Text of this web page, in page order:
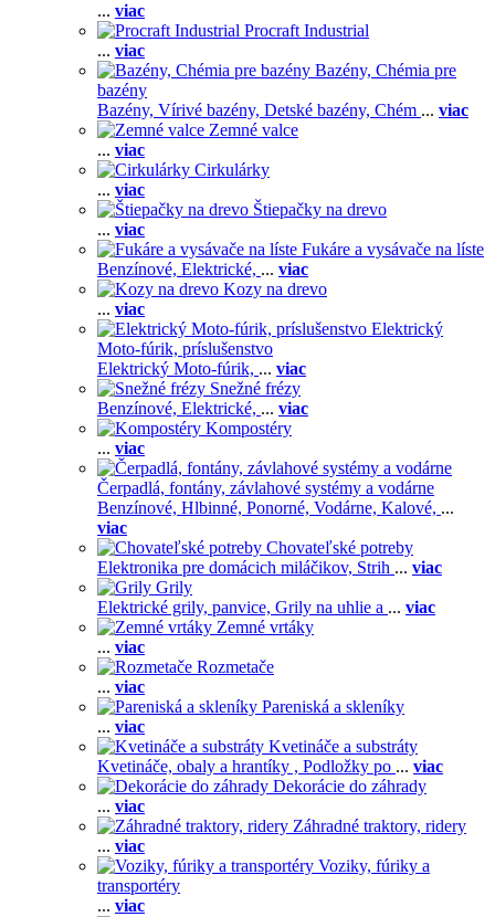
... viac
Procraft Industrial
... viac
Bazény, Chémia pre
bazény
Bazény, Vírivé bazény, Detské bazény, Chém ... viac
Zemné valce
... viac
Cirkulárky
... viac
Štiepačky na drevo
... viac
Fukáre a vysávače na líste
Benzínové, Elektrické, ... viac
Kozy na drevo
... viac
Elektrický
Moto-fúrik, príslušenstvo
Elektrický Moto-fúrik, ... viac
Snežné frézy
Benzínové, Elektrické, ... viac
Kompostéry
... viac
Čerpadlá, fontány, závlahové systémy a vodárne
Benzínové, Hlbinné, Ponorné, Vodárne, Kalové, ...
viac
Chovateľské potreby
Elektronika pre domácich miláčikov, Strih ... viac
Grily
Elektrické grily, panvice, Grily na uhlie a ... viac
Zemné vrtáky
... viac
Rozmetače
... viac
Pareniská a skleníky
... viac
Kvetináče a substráty
Kvetináče, obaly a hrantíky , Podložky po ... viac
Dekorácie do záhrady
... viac
Záhradné traktory, ridery
... viac
Voziky, fúriky a
transportéry
... viac